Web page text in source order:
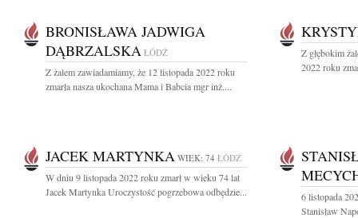
BRONISŁAWA JADWIGA
DĄBRZALSKA ŁÓDŹ
Z żalem zawiadamiamy, że 12 listopada 2022 roku
zmarła nasza ukochana Mama i Babcia mgr inż....
Z głębokim
2022 roku
JACEK MARTYNKA WIEK: 74 ŁÓDŹ
W dniu 9 listopada 2022 roku zmarł w wieku 74 lat
Jacek Martynka Uroczystość pogrzebowa odbędzie...
6 listopada
Stanisław